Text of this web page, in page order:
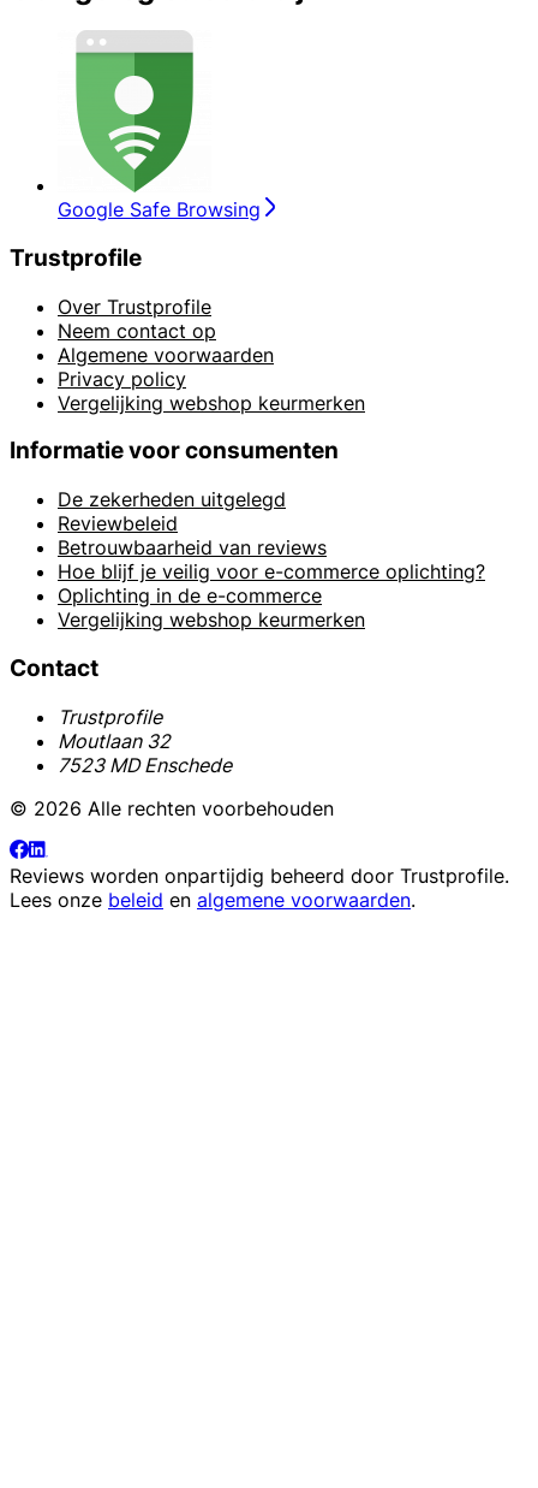
Google Safe Browsing
Trustprofile
Over Trustprofile
Neem contact op
Algemene voorwaarden
Privacy policy
Vergelijking webshop keurmerken
Informatie voor consumenten
De zekerheden uitgelegd
Reviewbeleid
Betrouwbaarheid van reviews
Hoe blijf je veilig voor e-commerce oplichting?
Oplichting in de e-commerce
Vergelijking webshop keurmerken
Contact
Trustprofile
Moutlaan 32
7523 MD Enschede
© 2026 Alle rechten voorbehouden
Reviews worden onpartijdig beheerd door Trustprofile.
Lees onze beleid en algemene voorwaarden.